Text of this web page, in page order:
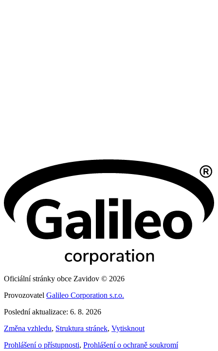
Oficiální stránky obce Zavidov © 2026
Provozovatel Galileo Corporation s.r.o.
Poslední aktualizace: 6. 8. 2026
Změna vzhledu, Struktura stránek, Vytisknout
Prohlášení o přístupnosti, Prohlášení o ochraně soukromí